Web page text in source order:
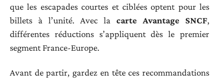
que les escapades courtes et ciblées optent pour les
billets à l’unité. Avec la carte Avantage SNCF,
différentes réductions s’appliquent dès le premier
segment France-Europe.
Avant de partir, gardez en tête ces recommandations